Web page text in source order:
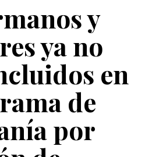
y
ya no
en
de
por